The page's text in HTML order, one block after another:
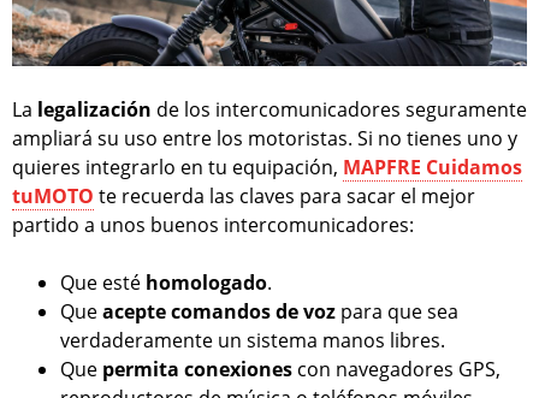
La legalización de los intercomunicadores seguramente
ampliará su uso entre los motoristas. Si no tienes uno y
quieres integrarlo en tu equipación, MAPFRE Cuidamos
tuMOTO te recuerda las claves para sacar el mejor
partido a unos buenos intercomunicadores:
Que esté homologado.
Queacepte comandos de voz para que sea
verdaderamente un sistema manos libres.
Que permita conexiones con navegadores GPS,